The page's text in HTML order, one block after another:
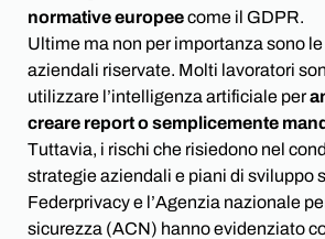
normative europeecome il GDPR.
Ultime ma non per importanza sono
aziendali riservate. Molti lavoratori
utilizzare l’intelligenza artificiale per
creare report o semplicemente
Tuttavia, i rischi che risiedono nel
strategie aziendali e piani di sviluppo
Federprivacy e l’Agenzia nazionale
sicurezza (ACN) hanno evidenziato